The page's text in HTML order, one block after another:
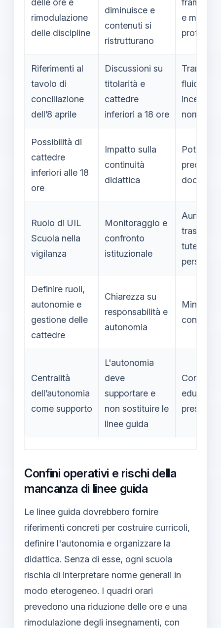
rimodulazione
delle discipline
diminuisce e
contenuti si
ristrutturano
e minore
Riferimenti al
tavolo di
conciliazione
dell’8 aprile
Discussioni su
titolarità e
cattedre
inferiori a 18 ore
fluida ma
Possibilità di
cattedre
inferiori alle 18
ore
Impatto sulla
continuità
didattica
docente
Ruolo di UIL
Scuola nella
vigilanza
Monitoraggio e
confronto
istituzionale
Aumento
tutela del
personale
Definire ruoli,
autonomie e
gestione delle
cattedre
Chiarezza su
responsabilità e
autonomia
Minore
Centralità
dell’autonomia
come supporto
L'autonomia
deve
supportare e
non sostituire le
linee guida
educativa
Confini operativi e rischi della
mancanza di linee guida
Le linee guida dovrebbero fornire
riferimenti concreti per costruire curricoli,
definire l'autonomia e organizzare la
didattica. Senza di esse, ogni scuola
rischia di interpretare norme generali in
modo eterogeneo. I quadri orari
prevedono una riduzione delle ore e una
rimodulazione degli insegnamenti, con